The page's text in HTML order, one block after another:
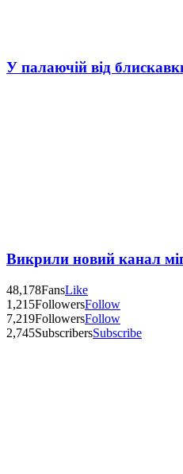
У палаючій від
Викрили новий канал
48,178FansLike
1,215FollowersFollow
7,219FollowersFollow
2,745SubscribersSubscribe